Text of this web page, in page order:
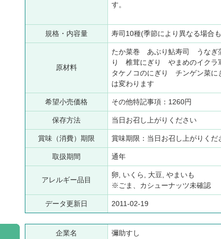
す。
規格・内容量 寿司10種(季節により異なる場
原材料
たか菜巻 あぶり鮎寿司 うなぎ
り 椎茸にぎり やまめのイク
タケノコのにぎり チンゲン
は変わります
希望小売価格 その他特記事項：1260円
保存方法 当日お召し上がりください
賞味（消費）期限 賞味期限：当日お召し上がりく
取扱期間 通年
アレルギー品目
卵, いくら, 大豆, やまいも
※ごま、カシューナッツ未確認
データ更新日 2011-02-19
企業名 彌助すし